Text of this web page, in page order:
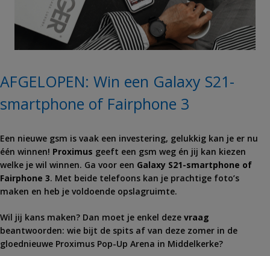
AFGELOPEN: Win een Galaxy S21-
smartphone of Fairphone 3
Een nieuwe gsm is vaak een investering, gelukkig kan je er nu
één winnen! Proximus geeft een gsm weg én jij kan kiezen
welke je wil winnen. Ga voor een Galaxy S21-smartphone of
Fairphone 3. Met beide telefoons kan je prachtige foto’s
maken en heb je voldoende opslagruimte.
Wil jij kans maken? Dan moet je enkel deze vraag
beantwoorden: wie bijt de spits af van deze zomer in de
gloednieuwe Proximus Pop-Up Arena in Middelkerke?